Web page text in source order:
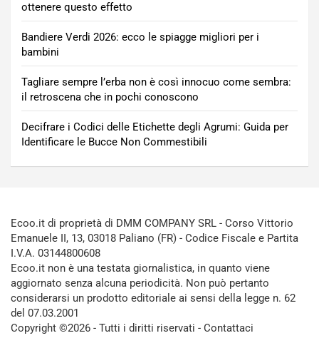
ottenere questo effetto
Bandiere Verdi 2026: ecco le spiagge migliori per i
bambini
Tagliare sempre l’erba non è così innocuo come sembra:
il retroscena che in pochi conoscono
Decifrare i Codici delle Etichette degli Agrumi: Guida per
Identificare le Bucce Non Commestibili
Ecoo.it di proprietà di DMM COMPANY SRL - Corso Vittorio
Emanuele II, 13, 03018 Paliano (FR) - Codice Fiscale e Partita
I.V.A. 03144800608
Ecoo.it non è una testata giornalistica, in quanto viene
aggiornato senza alcuna periodicità. Non può pertanto
considerarsi un prodotto editoriale ai sensi della legge n. 62
del 07.03.2001
Copyright ©2026 - Tutti i diritti riservati - Contattaci